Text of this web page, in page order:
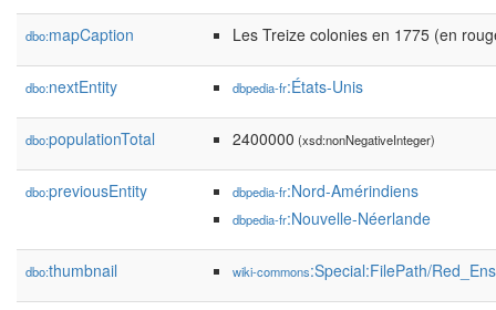
dbo:mapCaption Les Treize colonies en 1775 (en
dbo:nextEntity dbpedia-fr:États-Unis
dbo:populationTotal 2400000 (xsd:nonNegativeInteger)
dbo:previousEntity dbpedia-fr:Nord-Amérindiens
dbpedia-fr:Nouvelle-Néerlande
dbo:thumbnail wiki-commons:Special:FilePath/